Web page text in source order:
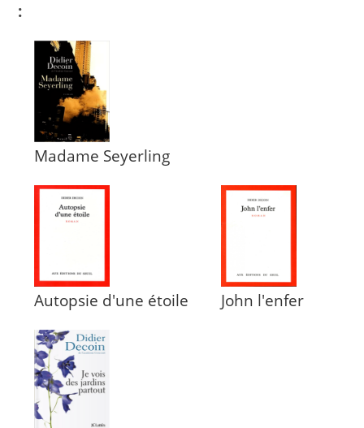
:
Madame Seyerling
Autopsie d'une étoile John l'enfer